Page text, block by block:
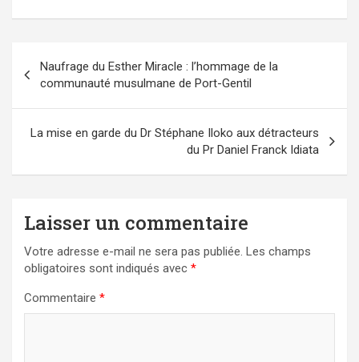
de
l’article
Naufrage du Esther Miracle : l’hommage de la
communauté musulmane de Port-Gentil
La mise en garde du Dr Stéphane Iloko aux détracteurs
du Pr Daniel Franck Idiata
Laisser un commentaire
Votre adresse e-mail ne sera pas publiée. Les champs
obligatoires sont indiqués avec *
Commentaire *